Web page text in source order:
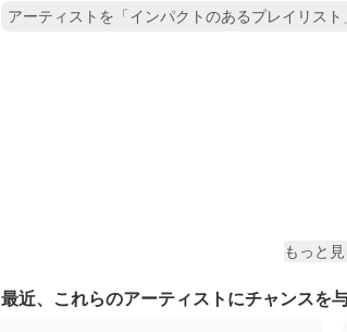
アーティストを「インパクトのあるプレイリスト
もっと見
最近、これらのアーティストにチャンスを